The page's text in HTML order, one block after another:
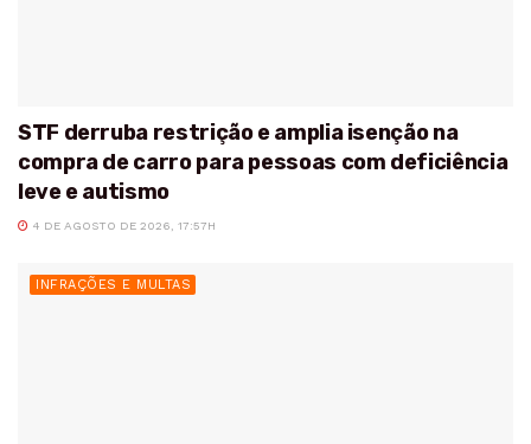
STF derruba restrição e amplia isenção na
compra de carro para pessoas com deficiência
leve e autismo
4 DE AGOSTO DE 2026, 17:57H
INFRAÇÕES E MULTAS